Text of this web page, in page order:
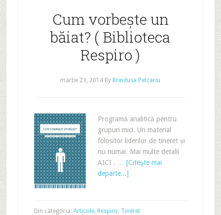
Cum vorbește un
băiat? ( Biblioteca
Respiro )
martie 23, 2014 By Brindusa Petcariu
Programă analitică pentru
grupuri mici. Un material
folositor liderilor de tineret și
nu numai. Mai multe detalii
AICI . … [Citeşte mai
departe...]
Din categoria: Articole, Respiro Tineret